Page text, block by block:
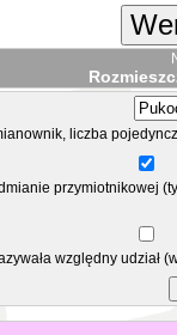
liczba
przymiotnikowej
względny